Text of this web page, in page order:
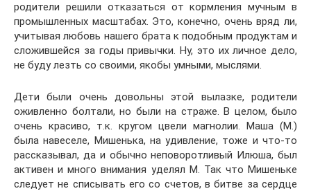
родители решили отказаться от кормления мучным в
промышленных масштабах. Это, конечно, очень вряд ли,
учитывая любовь нашего брата к подобным продуктам и
сложившейся за годы привычки. Ну, это их личное дело,
не буду лезть со своими, якобы умными, мыслями.
Дети были очень довольны этой вылазке, родители
оживленно болтали, но были на страже. В целом, было
очень красиво, т.к. кругом цвели магнолии. Маша (М.)
была навеселе, Мишенька, на удивление, тоже и что-то
рассказывал, да и обычно неповоротливый Илюша, был
активен и много внимания уделял М. Так что Мишеньке
следует не списывать его со счетов, в битве за сердце